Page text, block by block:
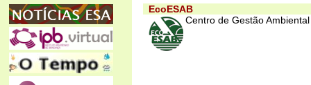
EcoESAB
Centro de Gestão